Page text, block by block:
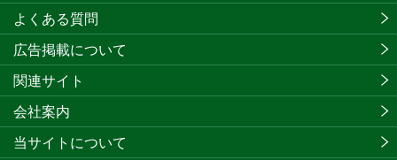
よくある質問
広告掲載について
関連サイト
会社案内
当サイトについて